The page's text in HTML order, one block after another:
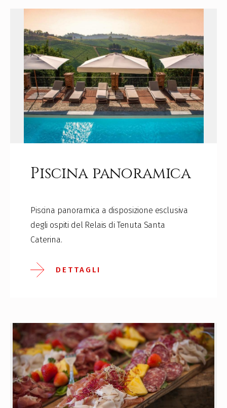
Piscina panoramica
Piscina panoramica a disposizione esclusiva
degli ospiti del Relais di Tenuta Santa
Caterina.
DETTAGLI